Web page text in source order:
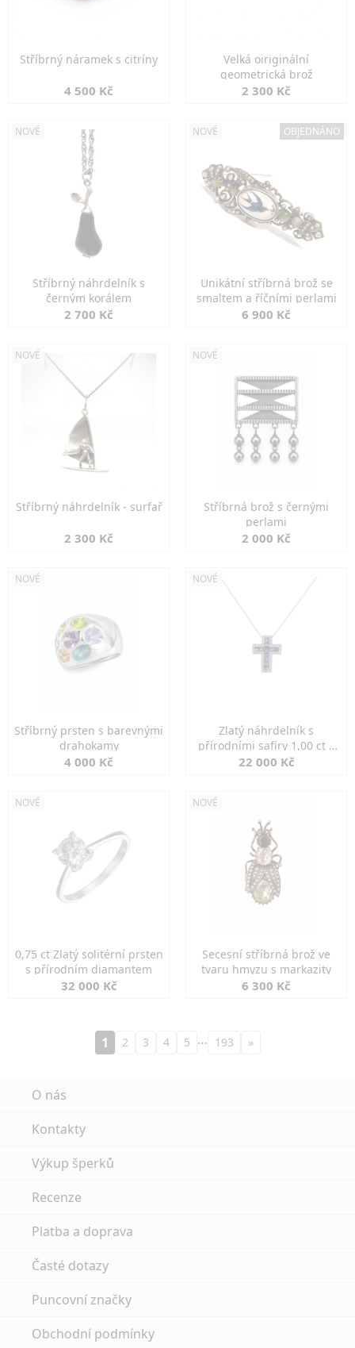
Stříbrný náramek s citríny
4 500 Kč
Velká oiriginální
geometrická brož
2 300 Kč
NOVÉ
Stříbrný náhrdelník s
černým korálem
2 700 Kč
NOVÉ OBJEDNÁNO
Unikátní stříbrná brož se
smaltem a říčními perlami
6 900 Kč
NOVÉ
Stříbrný náhrdelník - surfař
2 300 Kč
NOVÉ
Stříbrná brož s černými
perlami
2 000 Kč
NOVÉ
Stříbrný prsten s barevnými
drahokamy
4 000 Kč
NOVÉ
Zlatý náhrdelník s
přírodními safíry 1,00 ct a
diamanty
22 000 Kč
NOVÉ
0,75 ct Zlatý solitérní prsten
s přírodním diamantem
32 000 Kč
NOVÉ
Secesní stříbrná brož ve
tvaru hmyzu s markazity
6 300 Kč
1 2 3 4 5 … 193 »
O nás
Kontakty
Výkup šperků
Recenze
Platba a doprava
Časté dotazy
Puncovní značky
Obchodní podmínky